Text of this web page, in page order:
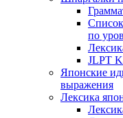
по
JLPT
Японские
выражения
Лексика